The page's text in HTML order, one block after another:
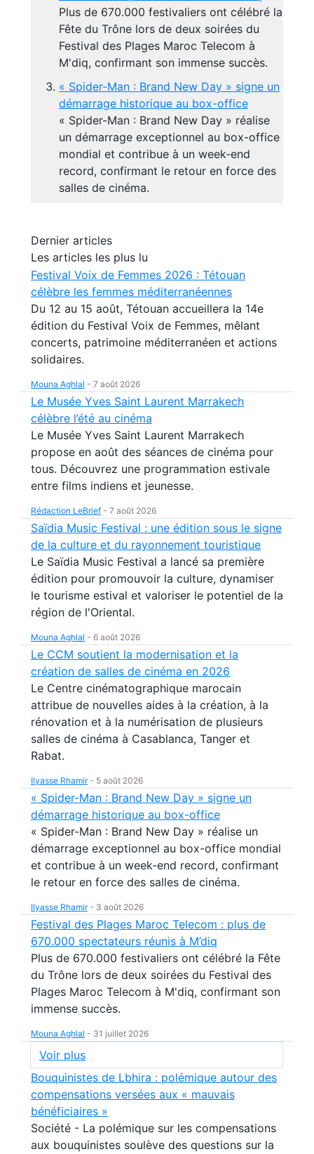
Plus de 670.000 festivaliers ont célébré la
Fête du Trône lors de deux soirées du
Festival des Plages Maroc Telecom à
M'diq, confirmant son immense succès.
« Spider-Man : Brand New Day » signe un
démarrage historique au box-office
« Spider-Man : Brand New Day » réalise
un démarrage exceptionnel au box-office
mondial et contribue à un week-end
record, confirmant le retour en force des
salles de cinéma.
Dernier articles
Les articles les plus lu
Festival Voix de Femmes 2026 : Tétouan
célèbre les femmes méditerranéennes
Du 12 au 15 août, Tétouan accueillera la 14e
édition du Festival Voix de Femmes, mêlant
concerts, patrimoine méditerranéen et actions
solidaires.
Mouna Aghlal - 7 août 2026
Le Musée Yves Saint Laurent Marrakech
célèbre l’été au cinéma
Le Musée Yves Saint Laurent Marrakech
propose en août des séances de cinéma pour
tous. Découvrez une programmation estivale
entre films indiens et jeunesse.
Rédaction LeBrief - 7 août 2026
Saïdia Music Festival : une édition sous le signe
de la culture et du rayonnement touristique
Le Saïdia Music Festival a lancé sa première
édition pour promouvoir la culture, dynamiser
le tourisme estival et valoriser le potentiel de la
région de l'Oriental.
Mouna Aghlal - 6 août 2026
Le CCM soutient la modernisation et la
création de salles de cinéma en 2026
Le Centre cinématographique marocain
attribue de nouvelles aides à la création, à la
rénovation et à la numérisation de plusieurs
salles de cinéma à Casablanca, Tanger et
Rabat.
Ilyasse Rhamir- 5 août 2026
« Spider-Man : Brand New Day » signe un
démarrage historique au box-office
« Spider-Man : Brand New Day » réalise un
démarrage exceptionnel au box-office mondial
et contribue à un week-end record, confirmant
le retour en force des salles de cinéma.
Ilyasse Rhamir- 3 août 2026
Festival des Plages Maroc Telecom : plus de
670.000 spectateurs réunis à M’diq
Plus de 670.000 festivaliers ont célébré la Fête
du Trône lors de deux soirées du Festival des
Plages Maroc Telecom à M'diq, confirmant son
immense succès.
Mouna Aghlal - 31 juillet 2026
Voir plus
Bouquinistes de Lbhira : polémique autour des
compensations versées aux « mauvais
bénéficiaires »
Société - La polémique sur les compensations
aux bouquinistes soulève des questions sur la